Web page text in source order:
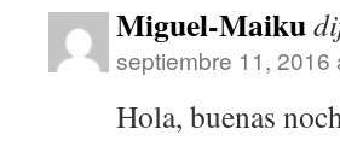
Miguel-Maiku
septiembre 11, 2016
Hola, buenas